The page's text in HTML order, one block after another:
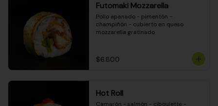
Futomaki Mozzarella
Pollo apanado - pimentón -
champiñón - cubierto en queso
mozzarella gratinado
$6.800
Hot Roll
Camarón - salmón - ciboulette -